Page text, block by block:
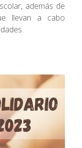
además de
llevan a cabo